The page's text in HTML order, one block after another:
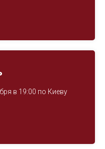
в 19:00 по Киеву